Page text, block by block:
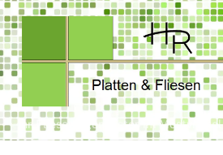
Skip
to
content
Ihr Fliesenlegemeister im Mostviertel